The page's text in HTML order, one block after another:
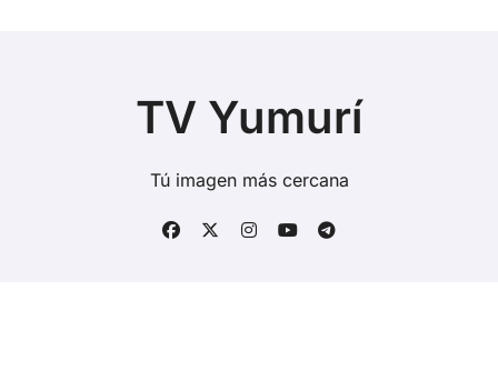
TV Yumurí
Tú imagen más cercana